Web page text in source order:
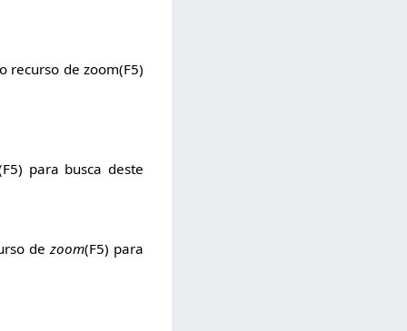
de zoom(F5)
para busca deste
dezoom(F5) para